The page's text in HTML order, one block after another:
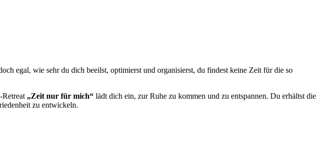
egal, wie sehr du dich beeilst, optimierst und organisierst, du findest keine Zeit für die so
„Zeit nur für mich“ lädt dich ein, zur Ruhe zu kommen und zu entspannen. Du erhältst die
zu entwickeln.